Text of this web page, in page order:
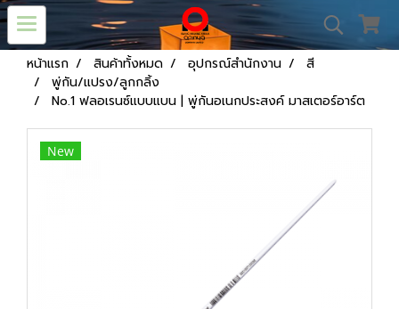
หน้าแรก สินค้าทั้งหมด อุปกรณ์สำนักงาน
สี
พู่กัน/แปรง/ลูกกลิ้ง
No.1 ฟลอเรนซ์แบบแบน | พู่กันอเนกประสงค์ มาสเตอร์อาร์ต
New